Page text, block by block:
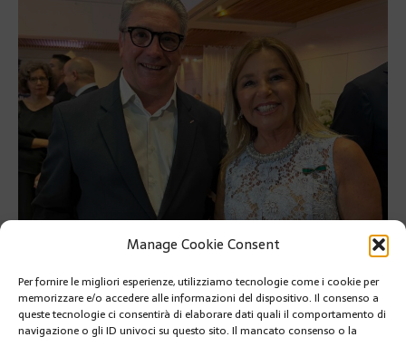
Manage Cookie Consent
Per fornire le migliori esperienze, utilizziamo tecnologie come i cookie per
memorizzare e/o accedere alle informazioni del dispositivo. Il consenso a
queste tecnologie ci consentirà di elaborare dati quali il comportamento di
navigazione o gli ID univoci su questo sito. Il mancato consenso o la